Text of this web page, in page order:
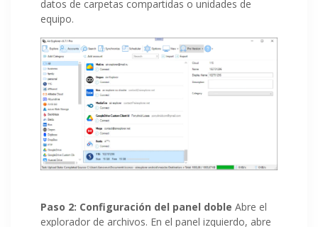
datos de carpetas compartidas o unidades de
equipo.
Paso 2: Configuración del panel doble Abre el
explorador de archivos. En el panel izquierdo, abre